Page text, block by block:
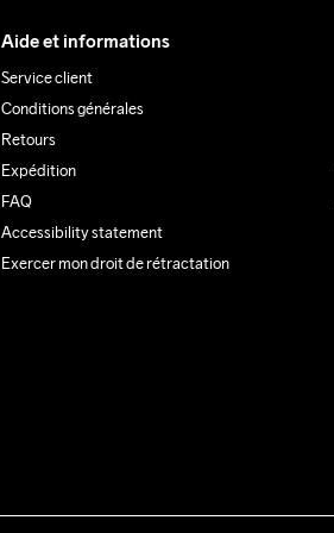
Aide et informations
Service client
Conditions générales
Retours
Expédition
FAQ
Accessibility statement
Exercer mon droit de rétractation